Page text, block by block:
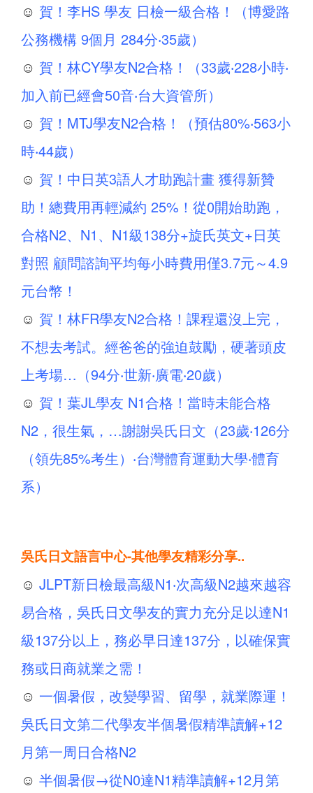
☺ 賀！李HS 學友 日檢一級合格！（博愛路
公務機構 9個月 284分‧35歲）
☺ 賀！林CY學友N2合格！（33歲‧228小時‧
加入前已經會50音‧台大資管所）
☺ 賀！MTJ學友N2合格！（預估80%‧563小
時‧44歲）
☺ 賀！中日英3語人才助跑計畫 獲得新贊
助！總費用再輕減約 25%！從0開始助跑，
合格N2、N1、N1級138分+旋氏英文+日英
對照 顧問諮詢平均每小時費用僅3.7元～4.9
元台幣！
☺ 賀！林FR學友N2合格！課程還沒上完，
不想去考試。經爸爸的強迫鼓勵，硬著頭皮
上考場…（94分‧世新‧廣電‧20歲）
☺ 賀！葉JL學友 N1合格！當時未能合格
N2，很生氣，…謝謝吳氏日文（23歲‧126分
（領先85%考生）‧台灣體育運動大學‧體育
系）
吳氏日文語言中心-其他學友精彩分享..
☺ JLPT新日檢最高級N1‧次高級N2越來越容
易合格，吳氏日文學友的實力充分足以達N1
級137分以上，務必早日達137分，以確保實
務或日商就業之需！
☺ 一個暑假，改變學習、留學，就業際運！
吳氏日文第二代學友半個暑假精準讀解+12
月第一周日合格N2
☺ 半個暑假→從N0達N1精準讀解+12月第